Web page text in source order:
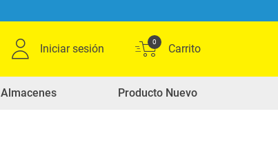
Iniciar sesión
0
Almacenes Producto Nuevo